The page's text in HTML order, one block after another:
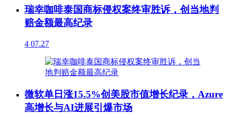
瑞幸咖啡泰国商标侵权案终审胜诉，创当地判
赔金额最高纪录
4 07.27
微软单日涨15.5%创美股市值增长纪录，Azure
高增长与AI进展引爆市场